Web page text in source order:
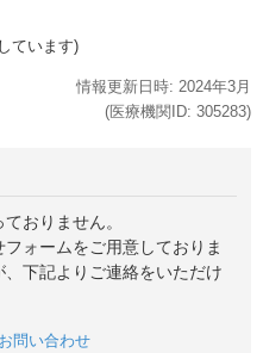
ています)
情報更新日時: 2024年3月
(医療機関ID: 305283)
おりません。
ォームをご用意しておりま
下記よりご連絡をいただけ
問い合わせ